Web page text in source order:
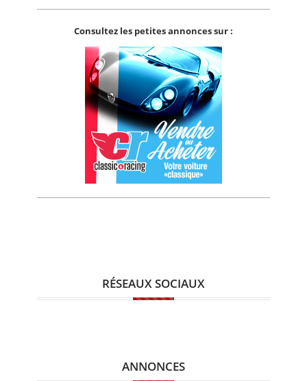
Consultez les petites annonces sur :
RÉSEAUX SOCIAUX
ANNONCES